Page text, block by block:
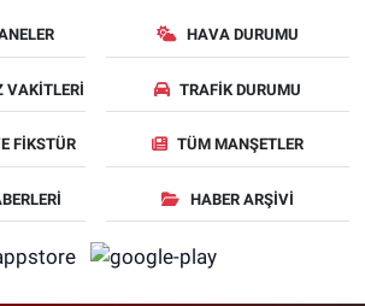
HAVA DURUMU
VAKITLERI TRAFIK DURUMU
FIKSTÜR TÜM MANŞETLER
HABER ARŞIVI